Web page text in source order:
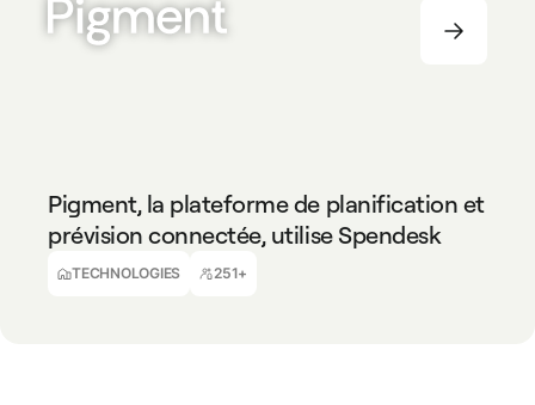
Pigment, la plateforme de planification et
prévision connectée, utilise Spendesk
TECHNOLOGIES 251+
Matthieu Mourey
Finance Manager